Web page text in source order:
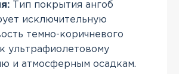
Тип покрытия ангоб
исключительную
темно-коричневого
ультрафиолетовому
и атмосферным осадкам.